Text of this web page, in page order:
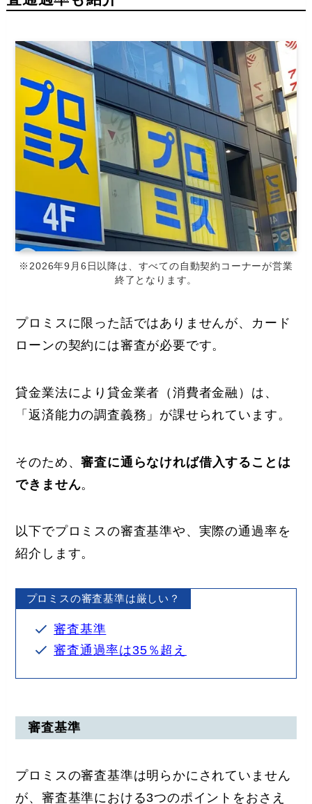
※2026年9月6日以降は、すべての自動契約コーナーが営業
終了となります。
プロミスに限った話ではありませんが、カード
ローンの契約には審査が必要です。
貸金業法により貸金業者（消費者金融）は、
「返済能力の調査義務」が課せられています。
そのため、審査に通らなければ借入することは
できません。
以下でプロミスの審査基準や、実際の通過率を
紹介します。
プロミスの審査基準は厳しい？
審査基準
審査通過率は35％超え
審査基準
プロミスの審査基準は明らかにされていません
が、審査基準における3つのポイントをおさえ